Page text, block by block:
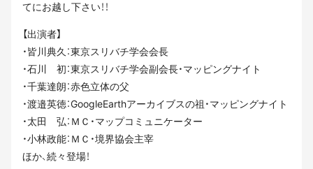
てにお越し下さい！！
【出演者】
・皆川典久：東京スリバチ学会会長
・石川 初：東京スリバチ学会副会長・マッピングナイト
・千葉達朗：赤色立体の父
・渡邉英徳：GoogleEarthアーカイブスの祖・マッピングナイト
・太田 弘：ＭＣ・マップコミュニケーター
・小林政能：ＭＣ・境界協会主宰
ほか、続々登場！